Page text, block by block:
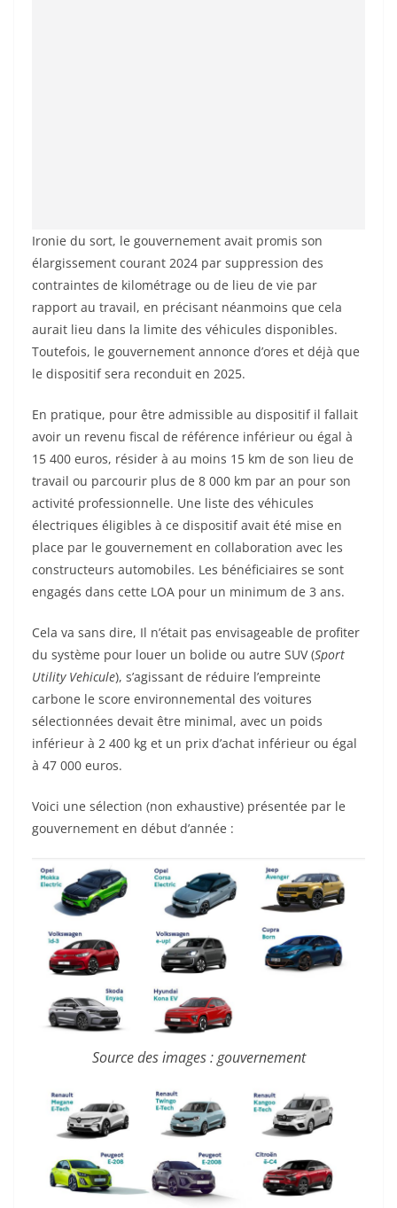
Ironie du sort, le gouvernement avait promis son
élargissement courant 2024 par suppression des
contraintes de kilométrage ou de lieu de vie par
rapport au travail, en précisant néanmoins que cela
aurait lieu dans la limite des véhicules disponibles.
Toutefois, le gouvernement annonce d’ores et déjà que
le dispositif sera reconduit en 2025.
En pratique, pour être admissible au dispositif il fallait
avoir un revenu fiscal de référence inférieur ou égal à
15 400 euros, résider à au moins 15 km de son lieu de
travail ou parcourir plus de 8 000 km par an pour son
activité professionnelle. Une liste des véhicules
électriques éligibles à ce dispositif avait été mise en
place par le gouvernement en collaboration avec les
constructeurs automobiles. Les bénéficiaires se sont
engagés dans cette LOA pour un minimum de 3 ans.
Cela va sans dire, Il n’était pas envisageable de profiter
du système pour louer un bolide ou autre SUV (Sport
Utility Vehicule), s’agissant de réduire l’empreinte
carbone le score environnemental des voitures
sélectionnées devait être minimal, avec un poids
inférieur à 2 400 kg et un prix d’achat inférieur ou égal
à 47 000 euros.
Voici une sélection (non exhaustive) présentée par le
gouvernement en début d’année :
Source des images : gouvernement